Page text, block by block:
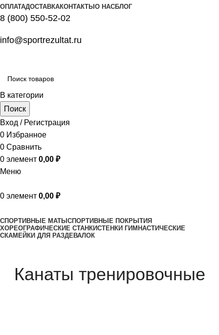
ОПЛАТАДОСТАВКАКОНТАКТЫ О НАСБЛОГ
8 (800) 550-52-02
info@sportrezultat.ru
В категории
Поиск
Вход / Регистрация
0 Избранное
0 Сравнить
0 элемент 0,00 ₽
Меню
0 элемент 0,00 ₽
СПОРТИВНЫЕ МАТЫ СПОРТИВНЫЕ ПОКРЫТИЯ
ХОРЕОГРАФИЧЕСКИЕ СТАНКИСТЕНКИ ГИМНАСТИЧЕСКИЕ
СКАМЕЙКИ ДЛЯ РАЗДЕВАЛОК
Канаты тренировочные